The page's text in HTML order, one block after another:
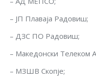
– ЈП Плаваја Радовиш;
– ДЗС ПО Радовиш;
– Македонски Телеком
– МЗШВ Скопје;